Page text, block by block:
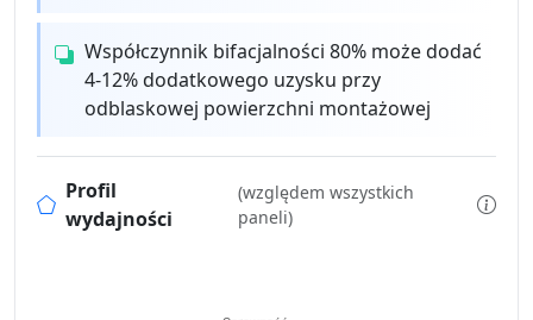
Współczynnik bifacjalności 80% może dodać
4-12% dodatkowego uzysku przy
odblaskowej powierzchni montażowej
Profil
wydajności
(względem wszystkich
paneli)